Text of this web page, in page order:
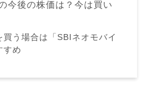
今後の株価は？今は買い
買う場合は「SBIネオモバイ
すめ